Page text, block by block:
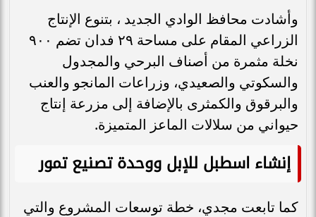
وأشادت محافظ الوادي الجديد ، بتنوع الإنتاج
الزراعي المقام على مساحة ٢٩ فدان تضم ٩٠٠
نخلة مثمرة من أصناف البرحي والمجدول
والسكوتي والصعيدي، وزراعات المانجو والعنب
والبرقوق والكمثرى بالإضافة إلى مزرعة إنتاج
حيواني من سلالات الماعز المتميزة.
إنشاء اسطبل للإبل ووحدة تصنيع تمور
كما تابعت مجدي، خطة توسعات المشروع والتي